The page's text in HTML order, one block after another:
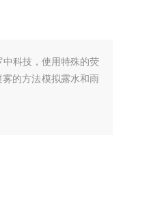
科技，使用特殊的荧
的方法模拟露水和雨